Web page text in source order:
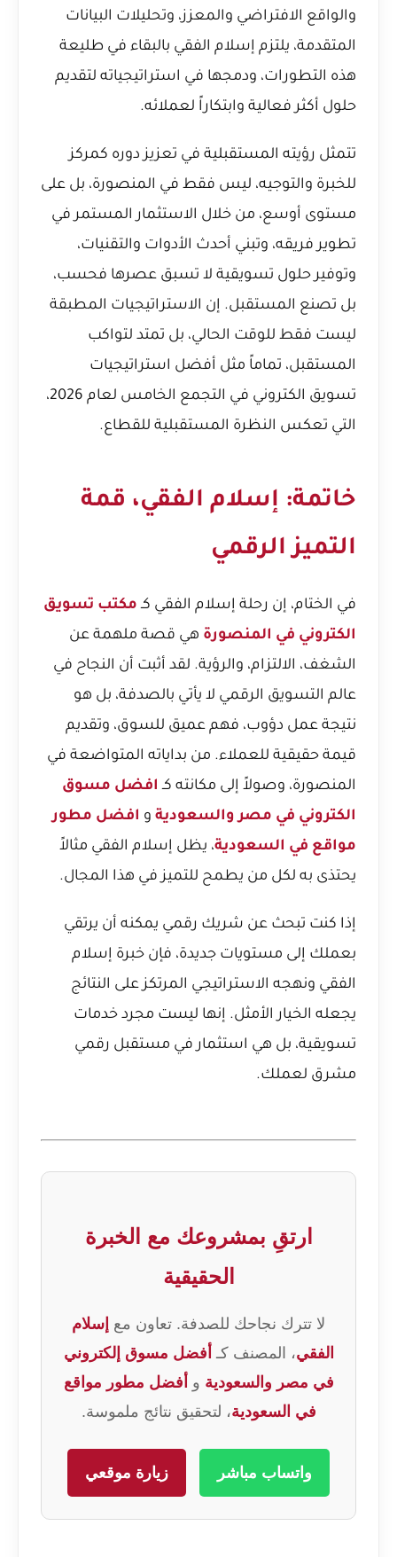
والواقع الافتراضي والمعزز، وتحليلات البيانات
المتقدمة، يلتزم إسلام الفقي بالبقاء في طليعة
هذه التطورات، ودمجها في استراتيجياته لتقديم
حلول أكثر فعالية وابتكاراً لعملائه.
تتمثل رؤيته المستقبلية في تعزيز دوره كمركز
للخبرة والتوجيه، ليس فقط في المنصورة، بل على
مستوى أوسع، من خلال الاستثمار المستمر في
تطوير فريقه، وتبني أحدث الأدوات والتقنيات،
وتوفير حلول تسويقية لا تسبق عصرها فحسب،
بل تصنع المستقبل. إن الاستراتيجيات المطبقة
ليست فقط للوقت الحالي، بل تمتد لتواكب
المستقبل، تماماً مثل أفضل استراتيجيات
تسويق الكتروني في التجمع الخامس لعام 2026
،
التي تعكس النظرة المستقبلية للقطاع.
خاتمة: إسلام الفقي، قمة
التميز الرقمي
في الختام، إن رحلة إسلام الفقي كـ مكتب تسويق
الكتروني في المنصورة هي قصة ملهمة عن
الشغف، الالتزام، والرؤية. لقد أثبت أن النجاح في
عالم التسويق الرقمي لا يأتي بالصدفة، بل هو
نتيجة عمل دؤوب، فهم عميق للسوق، وتقديم
قيمة حقيقية للعملاء. من بداياته المتواضعة في
المنصورة، وصولاً إلى مكانته كـ افضل مسوق
الكتروني في مصر والسعودية و افضل مطور
مواقع في السعودية، يظل إسلام الفقي مثالاً
يحتذى به لكل من يطمح للتميز في هذا المجال.
إذا كنت تبحث عن شريك رقمي يمكنه أن يرتقي
بعملك إلى مستويات جديدة، فإن خبرة إسلام
الفقي ونهجه الاستراتيجي المرتكز على النتائج
يجعله الخيار الأمثل. إنها ليست مجرد خدمات
تسويقية، بل هي استثمار في مستقبل رقمي
مشرق لعملك.
ارتقِ بمشروعك مع الخبرة
الحقيقية
لا تترك نجاحك للصدفة. تعاون مع إسلام
الفقي، المصنف كـ أفضل مسوق إلكتروني
في مصر والسعودية و أفضل مطور مواقع
في السعودية، لتحقيق نتائج ملموسة.
واتساب مباشر زيارة موقعي